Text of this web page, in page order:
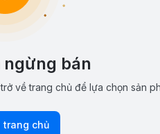
ngừng bán
về trang chủ để lựa chọn sản
trang chủ